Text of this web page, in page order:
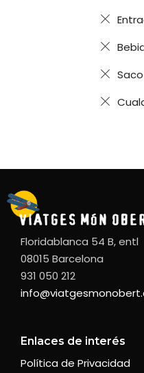
Floridablanca 54 B, entl
08015 Barcelona
931 050 212
Enlaces de interés
Política de Privacidad